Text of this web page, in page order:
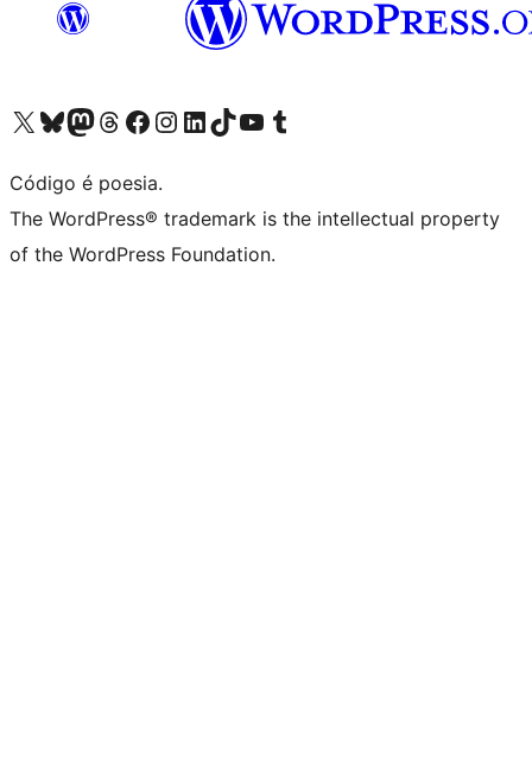
Acessar nossa conta do X (antigo Twitter)
Acessar nossa conta do Bluesky
Acessar nossa conta do Mastodon
Acessar nossa conta do Threads
Acessar nossa página do Facebook
Acessar nossa conta do Instagram
Acessar nossa conta do LinkedIn
Acessar nossa conta do TikTok
Acessar nosso canal do YouTube
Acessar nossa conta no Tumblr
Código é poesia.
The WordPress® trademark is the intellectual property
of the WordPress Foundation.